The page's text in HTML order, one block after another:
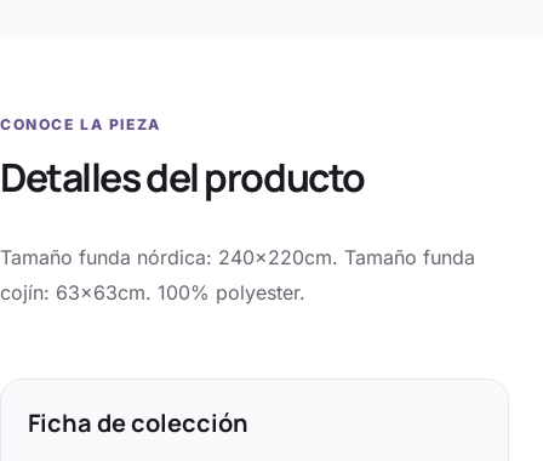
CONOCE LA PIEZA
Detalles del producto
Tamaño funda nórdica: 240x220cm. Tamaño funda
cojín: 63x63cm. 100% polyester.
Ficha de colección